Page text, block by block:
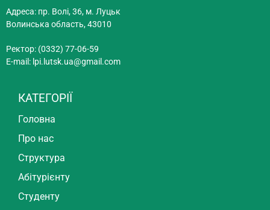
Адреса: пр. Волі, 36, м. Луцьк
Волинська область, 43010
Ректор: (0332) 77-06-59
E-mail: lpi.lutsk.ua@gmail.com
КАТЕГОРІЇ
Головна
Про нас
Структура
Абітурієнту
Студенту